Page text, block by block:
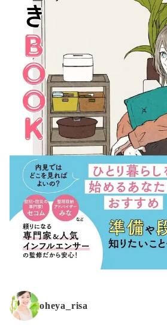
oheya_risa